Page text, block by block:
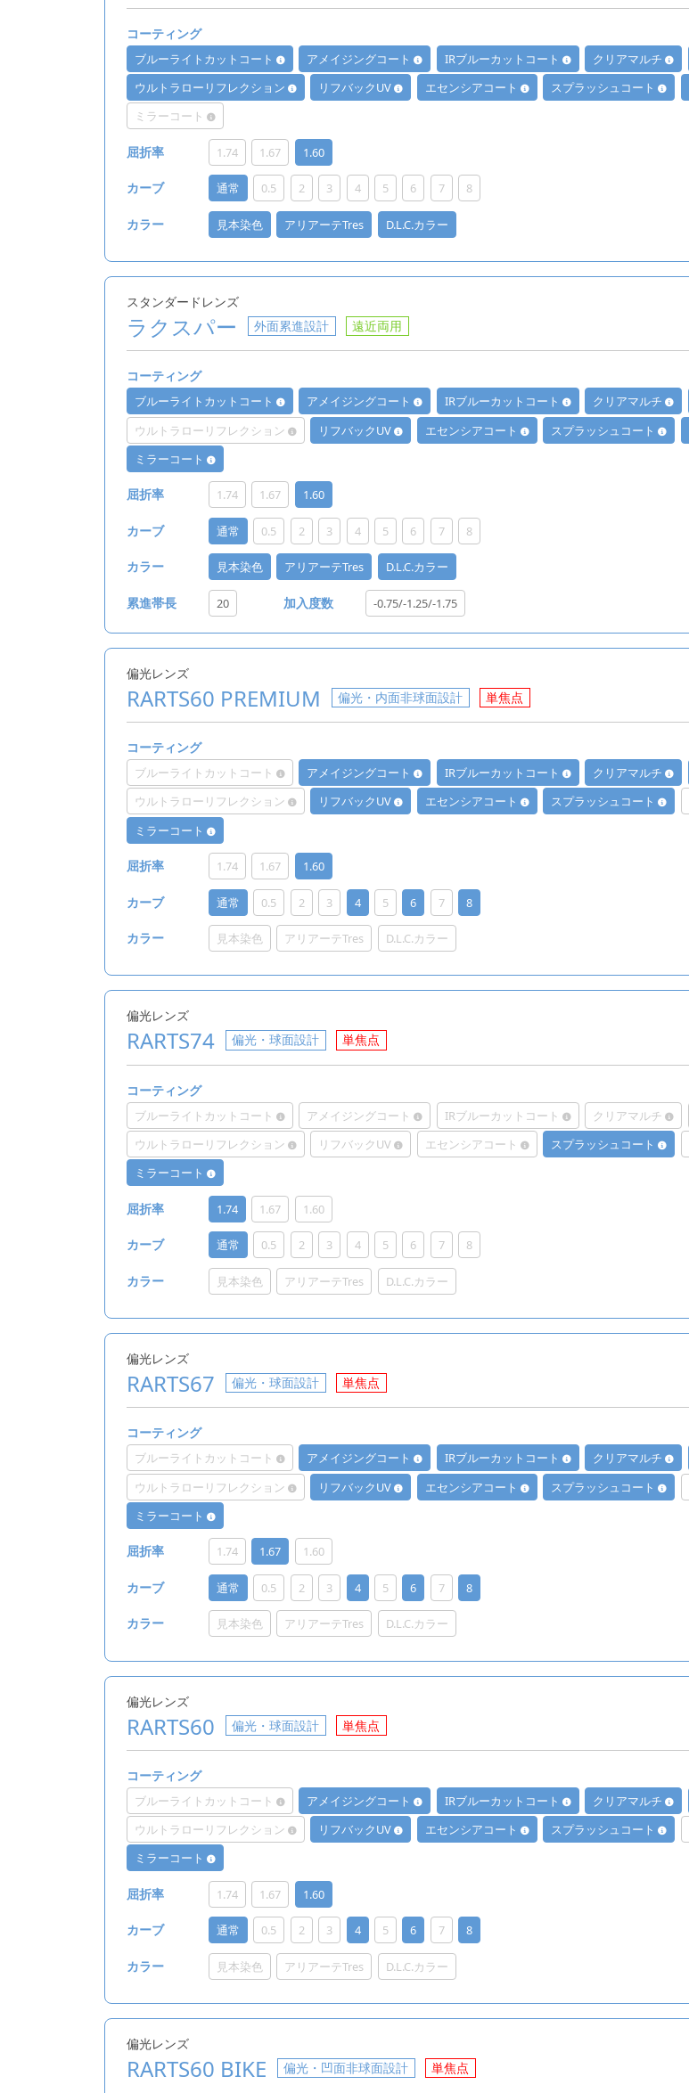
コーティング
ブルーライトカットコート アメイジングコート IRブルーカットコート クリアマルチ
ウルトラローリフレクション
リフバックUV エセンシアコート スプラッシュコート
ミラーコート
屈折率 1.74 1.67 1.60
カーブ 通常 0.5 2 3 4 5 6 7 8
カラー 見本染色 アリアーテTres D.L.C.カラー
スタンダードレンズ
ラクスパー 外面累進設計 遠近両用
コーティング
ブルーライトカットコート アメイジングコート IRブルーカットコート クリアマルチ
ウルトラローリフレクション
リフバックUV エセンシアコート スプラッシュコート
ミラーコート
屈折率 1.74 1.67 1.60
カーブ 通常 0.5 2 3 4 5 6 7 8
カラー 見本染色 アリアーテTres D.L.C.カラー
累進帯長 20 加入度数 -0.75/-1.25/-1.75
偏光レンズ
RARTS60 PREMIUM 偏光・内面非球面設計 単焦点
コーティング
ブルーライトカットコート アメイジングコート IRブルーカットコート クリアマルチ
ウルトラローリフレクション
リフバックUV エセンシアコート スプラッシュコート
ミラーコート
屈折率 1.74 1.67 1.60
カーブ 通常 0.5 2 3 4 5 6 7 8
カラー 見本染色 アリアーテTres D.L.C.カラー
偏光レンズ
RARTS74 偏光・球面設計 単焦点
コーティング
ブルーライトカットコート アメイジングコート IRブルーカットコート クリアマルチ
ウルトラローリフレクション
リフバックUV エセンシアコート スプラッシュコート
ミラーコート
屈折率 1.74 1.67 1.60
カーブ 通常 0.5 2 3 4 5 6 7 8
カラー 見本染色 アリアーテTres D.L.C.カラー
偏光レンズ
RARTS67 偏光・球面設計 単焦点
コーティング
ブルーライトカットコート アメイジングコート IRブルーカットコート クリアマルチ
ウルトラローリフレクション
リフバックUV エセンシアコート スプラッシュコート
ミラーコート
屈折率 1.74 1.67 1.60
カーブ 通常 0.5 2 3 4 5 6 7 8
カラー 見本染色 アリアーテTres D.L.C.カラー
偏光レンズ
RARTS60 偏光・球面設計 単焦点
コーティング
ブルーライトカットコート アメイジングコート IRブルーカットコート クリアマルチ
ウルトラローリフレクション
リフバックUV エセンシアコート スプラッシュコート
ミラーコート
屈折率 1.74 1.67 1.60
カーブ 通常 0.5 2 3 4 5 6 7 8
カラー 見本染色 アリアーテTres D.L.C.カラー
偏光レンズ
RARTS60 BIKE 偏光・凹面非球面設計 単焦点